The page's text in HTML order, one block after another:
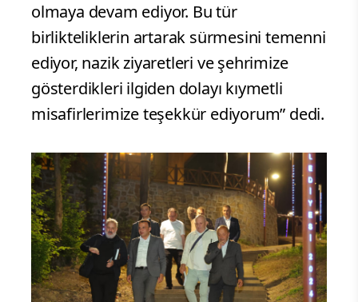
olmaya devam ediyor. Bu tür
birlikteliklerin artarak sürmesini temenni
ediyor, nazik ziyaretleri ve şehrimize
gösterdikleri ilgiden dolayı kıymetli
misafirlerimize teşekkür ediyorum” dedi.